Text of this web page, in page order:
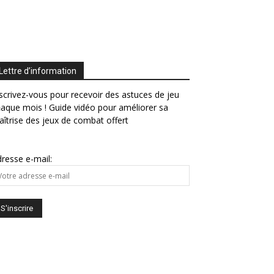
Lettre d’information
vous pour recevoir des astuces de jeu
mois ! Guide vidéo pour améliorer sa
des jeux de combat offert
e-mail: